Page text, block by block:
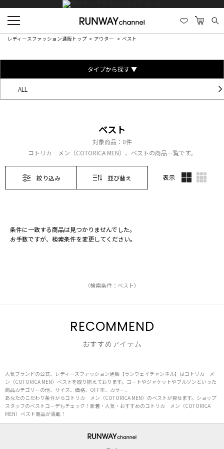
レディースファッション通販トップ アウター ベスト
タイプから探す ▼
ALL
ベスト
対象商品： 0件
コトリカ メン（COTORICA MEN）、ベストの商品一覧です。
絞り込み 並び替え 表示
条件に一致する商品は見つかりませんでした。
お手数ですが、検索条件を変更してください。
（検索条件：ベスト）
RECOMMEND
おすすめアイテム
人気ブランドの公式、レディースファッション通販【ランウェイチャンネル】はコトリカ メ
ン（COTORICA MEN）ベストを取り揃えております。コートやジャケットやブルゾンといった
商品カテゴリーの他、サイズ、価格、OFF率、カラー、
あなたのこだわり条件からコトリカ メン（COTORICA MEN）のベストが探せます。ショップ
スタッフのベストコーデもチェック！新着・人気・おすすめのコトリカ メン（COTORICA
MEN）ベスト商品が満載！